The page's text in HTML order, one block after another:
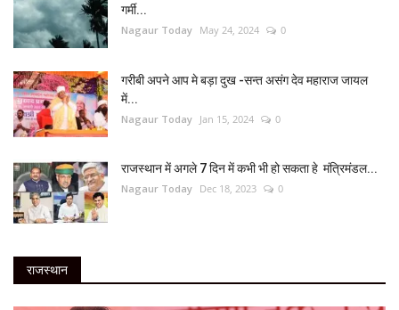
गर्मी...
Nagaur Today May 24, 2024 0
गरीबी अपने आप मे बड़ा दुख -सन्त असंग देव महाराज जायल
में...
Nagaur Today Jan 15, 2024 0
राजस्थान में अगले 7 दिन में कभी भी हो सकता हे मंत्रिमंडल...
Nagaur Today Dec 18, 2023 0
राजस्थान